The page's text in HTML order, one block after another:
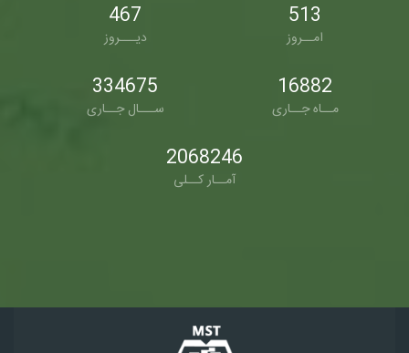
513
امــروز
467
دیـــروز
16882
مــاه جــاری
334675
ســـال جــاری
2068246
آمــار کــلی